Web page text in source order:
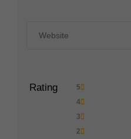
Rating
5
4
3
2